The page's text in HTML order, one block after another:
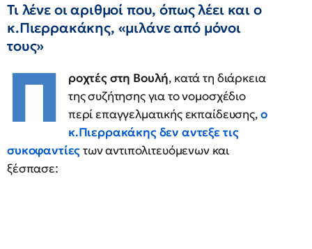
Τι λένε οι αριθμοί που, όπως λέει και ο
κ.Πιερρακάκης, «μιλάνε από μόνοι
τους»
Π ροχτές στη Βουλή, κατά τη διάρκεια
της συζήτησης για το νομοσχέδιο
περί επαγγελματικής εκπαίδευσης,ο
κ.Πιερρακάκης δεν αντεξε τις
συκοφαντίεςτων αντιπολιτευόμενων και
ξέσπασε: